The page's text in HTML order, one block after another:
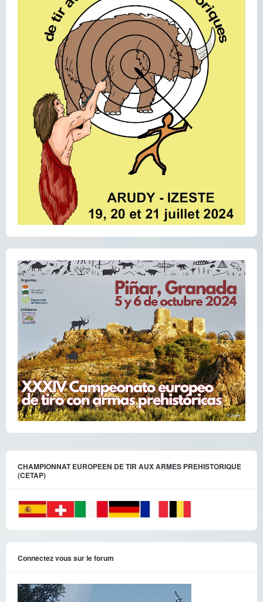
CHAMPIONNAT EUROPEEN DE TIR AUX ARMES PREHISTORIQUE
(CETAP)
Connectez vous sur le forum